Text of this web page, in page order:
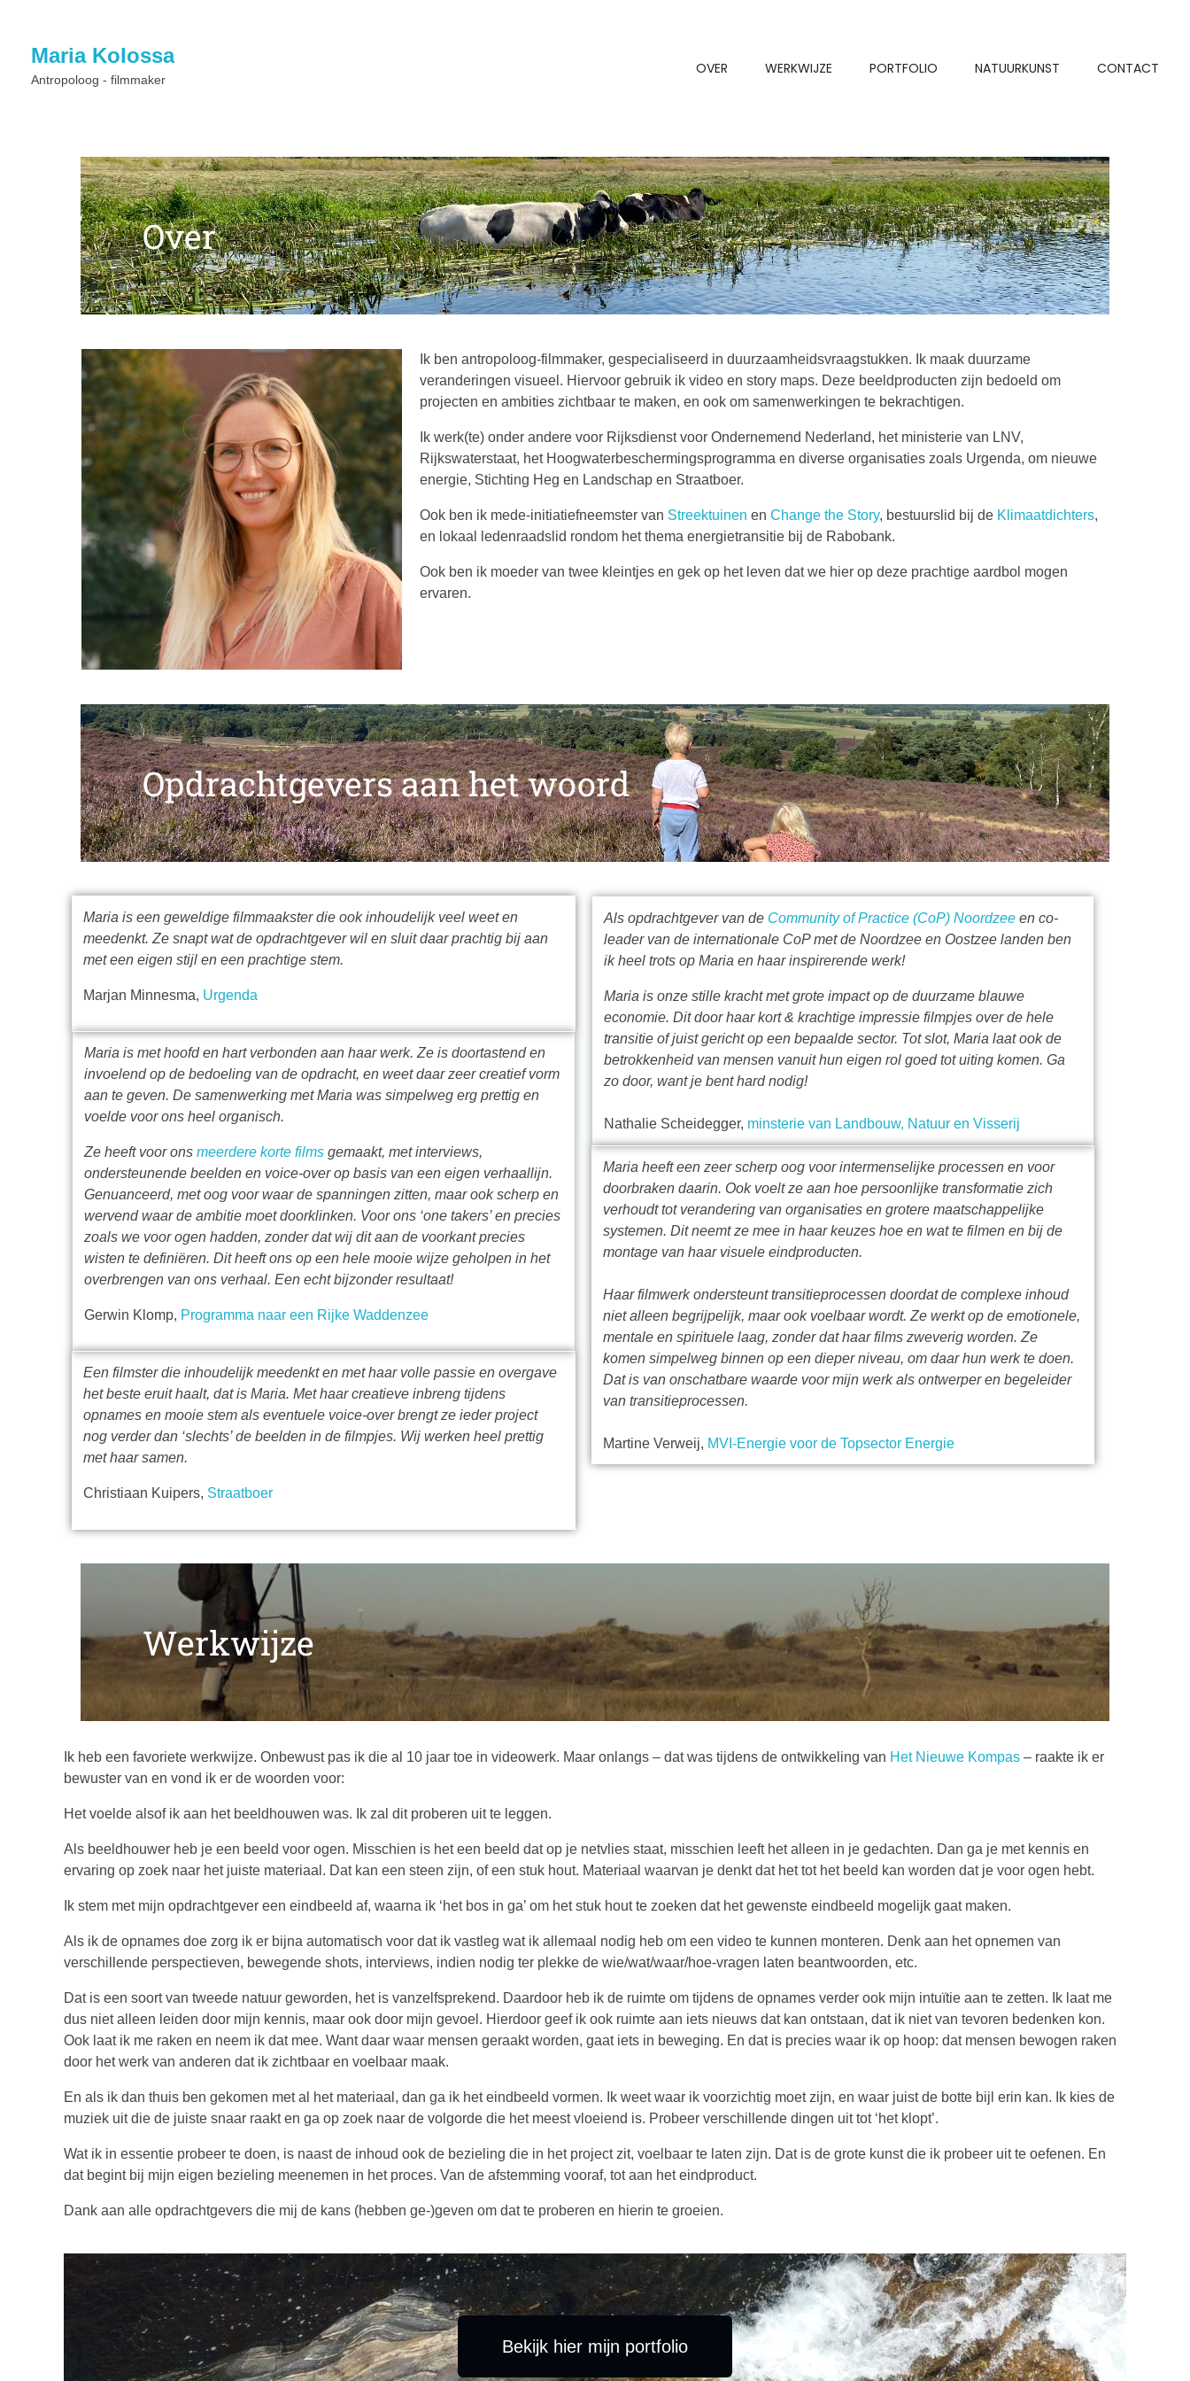
Maria Kolossa
Antropoloog - filmmaker
OVER WERKWIJZE PORTFOLIO NATUURKUNST CONTACT
Over
Ik ben antropoloog-filmmaker, gespecialiseerd in duurzaamheidsvraagstukken. Ik maak duurzame
veranderingen visueel. Hiervoor gebruik ik video en story maps. Deze beeldproducten zijn bedoeld om
projecten en ambities zichtbaar te maken, en ook om samenwerkingen te bekrachtigen.
Ik werk(te) onder andere voor Rijksdienst voor Ondernemend Nederland, het ministerie van LNV,
Rijkswaterstaat, het Hoogwaterbeschermingsprogramma en diverse organisaties zoals Urgenda, om nieuwe
energie, Stichting Heg en Landschap en Straatboer.
Ook ben ik mede-initiatiefneemster van Streektuinen en Change the Story, bestuurslid bij de Klimaatdichters,
en lokaal ledenraadslid rondom het thema energietransitie bij de Rabobank.
Ook ben ik moeder van twee kleintjes en gek op het leven dat we hier op deze prachtige aardbol mogen
ervaren.
Opdrachtgevers aan het woord
Maria is een geweldige filmmaakster die ook inhoudelijk veel weet en
meedenkt. Ze snapt wat de opdrachtgever wil en sluit daar prachtig bij aan
met een eigen stijl en een prachtige stem.
Marjan Minnesma, Urgenda
Maria is met hoofd en hart verbonden aan haar werk. Ze is doortastend en
invoelend op de bedoeling van de opdracht, en weet daar zeer creatief vorm
aan te geven. De samenwerking met Maria was simpelweg erg prettig en
voelde voor ons heel organisch.
Ze heeft voor ons meerdere korte films gemaakt, met interviews,
ondersteunende beelden en voice-over op basis van een eigen verhaallijn.
Genuanceerd, met oog voor waar de spanningen zitten, maar ook scherp en
wervend waar de ambitie moet doorklinken. Voor ons ‘one takers’ en precies
zoals we voor ogen hadden, zonder dat wij dit aan de voorkant precies
wisten te definiëren. Dit heeft ons op een hele mooie wijze geholpen in het
overbrengen van ons verhaal. Een echt bijzonder resultaat!
Gerwin Klomp, Programma naar een Rijke Waddenzee
Een filmster die inhoudelijk meedenkt en met haar volle passie en overgave
het beste eruit haalt, dat is Maria. Met haar creatieve inbreng tijdens
opnames en mooie stem als eventuele voice-over brengt ze ieder project
nog verder dan ‘slechts’ de beelden in de filmpjes. Wij werken heel prettig
met haar samen.
Christiaan Kuipers, Straatboer
Als opdrachtgever van de Community of Practice (CoP) Noordzeeen co-
leader van de internationale CoP met de Noordzee en Oostzee landen ben
ik heel trots op Maria en haar inspirerende werk!
Maria is onze stille kracht met grote impact op de duurzame blauwe
economie. Dit door haar kort & krachtige impressie filmpjes over de hele
transitie of juist gericht op een bepaalde sector. Tot slot, Maria laat ook de
betrokkenheid van mensen vanuit hun eigen rol goed tot uiting komen. Ga
zo door, want je bent hard nodig!
Nathalie Scheidegger, minsterie van Landbouw, Natuur en Visserij
Maria heeft een zeer scherp oog voor intermenselijke processen en voor
doorbraken daarin. Ook voelt ze aan hoe persoonlijke transformatie zich
verhoudt tot verandering van organisaties en grotere maatschappelijke
systemen. Dit neemt ze mee in haar keuzes hoe en wat te filmen en bij de
montage van haar visuele eindproducten.
Haar filmwerk ondersteunt transitieprocessen doordat de complexe inhoud
niet alleen begrijpelijk, maar ook voelbaar wordt. Ze werkt op de emotionele,
mentale en spirituele laag, zonder dat haar films zweverig worden. Ze
komen simpelweg binnen op een dieper niveau, om daar hun werk te doen.
Dat is van onschatbare waarde voor mijn werk als ontwerper en begeleider
van transitieprocessen.
Martine Verweij, MVI-Energie voor de Topsector Energie
Werkwijze
Ik heb een favoriete werkwijze. Onbewust pas ik die al 10 jaar toe in videowerk. Maar onlangs – dat was tijdens de ontwikkeling van Het Nieuwe Kompas – raakte ik er
bewuster van en vond ik er de woorden voor:
Het voelde alsof ik aan het beeldhouwen was. Ik zal dit proberen uit te leggen.
Als beeldhouwer heb je een beeld voor ogen. Misschien is het een beeld dat op je netvlies staat, misschien leeft het alleen in je gedachten. Dan ga je met kennis en
ervaring op zoek naar het juiste materiaal. Dat kan een steen zijn, of een stuk hout. Materiaal waarvan je denkt dat het tot het beeld kan worden dat je voor ogen hebt.
Ik stem met mijn opdrachtgever een eindbeeld af, waarna ik ‘het bos in ga’ om het stuk hout te zoeken dat het gewenste eindbeeld mogelijk gaat maken.
Als ik de opnames doe zorg ik er bijna automatisch voor dat ik vastleg wat ik allemaal nodig heb om een video te kunnen monteren. Denk aan het opnemen van
verschillende perspectieven, bewegende shots, interviews, indien nodig ter plekke de wie/wat/waar/hoe-vragen laten beantwoorden, etc.
Dat is een soort van tweede natuur geworden, het is vanzelfsprekend. Daardoor heb ik de ruimte om tijdens de opnames verder ook mijn intuïtie aan te zetten. Ik laat me
dus niet alleen leiden door mijn kennis, maar ook door mijn gevoel. Hierdoor geef ik ook ruimte aan iets nieuws dat kan ontstaan, dat ik niet van tevoren bedenken kon.
Ook laat ik me raken en neem ik dat mee. Want daar waar mensen geraakt worden, gaat iets in beweging. En dat is precies waar ik op hoop: dat mensen bewogen raken
door het werk van anderen dat ik zichtbaar en voelbaar maak.
En als ik dan thuis ben gekomen met al het materiaal, dan ga ik het eindbeeld vormen. Ik weet waar ik voorzichtig moet zijn, en waar juist de botte bijl erin kan. Ik kies de
muziek uit die de juiste snaar raakt en ga op zoek naar de volgorde die het meest vloeiend is. Probeer verschillende dingen uit tot ‘het klopt’.
Wat ik in essentie probeer te doen, is naast de inhoud ook de bezieling die in het project zit, voelbaar te laten zijn. Dat is de grote kunst die ik probeer uit te oefenen. En
dat begint bij mijn eigen bezieling meenemen in het proces. Van de afstemming vooraf, tot aan het eindproduct.
Dank aan alle opdrachtgevers die mij de kans (hebben ge-)geven om dat te proberen en hierin te groeien.
Bekijk hier mijn portfolio